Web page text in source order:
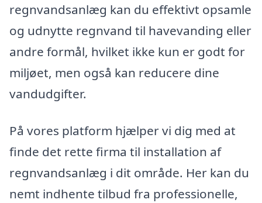
regnvandsanlæg kan du effektivt opsamle
og udnytte regnvand til havevanding eller
andre formål, hvilket ikke kun er godt for
miljøet, men også kan reducere dine
vandudgifter.
På vores platform hjælper vi dig med at
finde det rette firma til installation af
regnvandsanlæg i dit område. Her kan du
nemt indhente tilbud fra professionelle,